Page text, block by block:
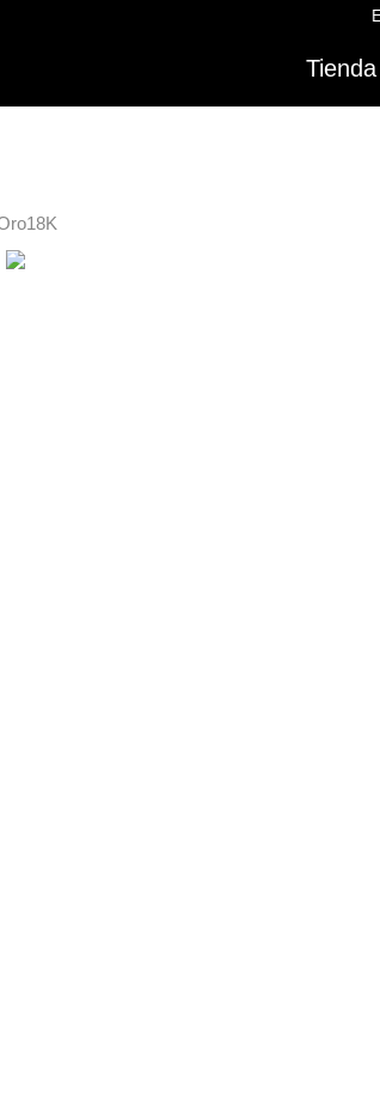
Tienda